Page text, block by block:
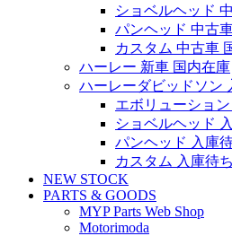
ショベルヘッド
パンヘッド 中古
カスタム 中古車
ハーレー 新車 国内在庫
ハーレーダビッドソン
エボリューショ
ショベルヘッド
パンヘッド 入庫
カスタム 入庫待
NEW STOCK
PARTS & GOODS
MYP Parts Web Shop
Motorimoda